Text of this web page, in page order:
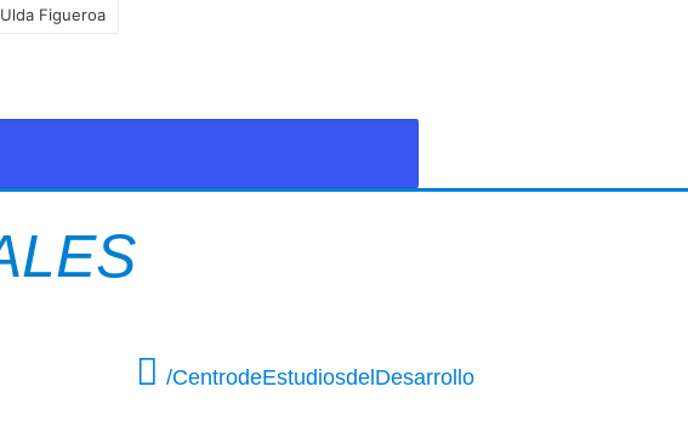
Ulda Figueroa
/CentrodeEstudiosdelDesarrollo